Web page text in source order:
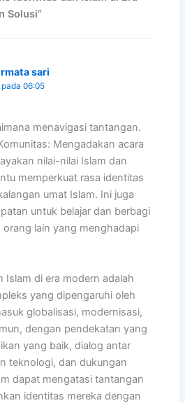
Solusi”
sari
06:05
menavigasi tantangan.
Mengadakan acara
nilai-nilai Islam dan
memperkuat rasa identitas
umat Islam. Ini juga
untuk belajar dan berbagi
lain yang menghadapi
Islam di era modern adalah
yang dipengaruhi oleh
globalisasi, modernisasi,
dengan pendekatan yang
yang baik, dialog antar
teknologi, dan dukungan
dapat mengatasi tantangan
identitas mereka dengan